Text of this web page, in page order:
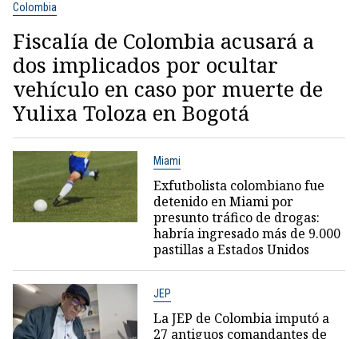
Colombia
Fiscalía de Colombia acusará a
dos implicados por ocultar
vehículo en caso por muerte de
Yulixa Toloza en Bogotá
Miami
Exfutbolista colombiano fue
detenido en Miami por
presunto tráfico de drogas:
habría ingresado más de 9.000
pastillas a Estados Unidos
JEP
La JEP de Colombia imputó a
27 antiguos comandantes de